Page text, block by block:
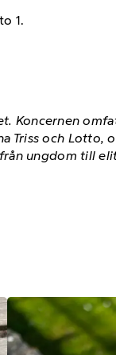
1.
Koncernen
Triss och Lotto,
ungdom till